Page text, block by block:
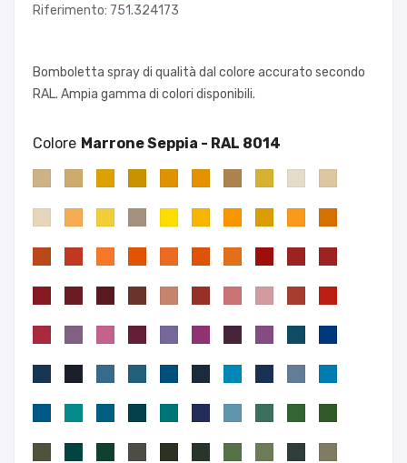
Riferimento: 751.324173
Bomboletta spray di qualità dal colore accurato secondo
RAL. Ampia gamma di colori disponibili.
Colore